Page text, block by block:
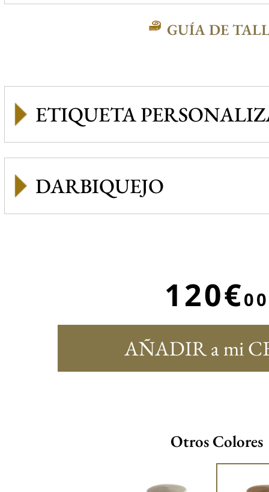
GUÍA DE
ETIQUETA
DARBIQUEJO
120€00
AÑADIR a mi
Otros Colores